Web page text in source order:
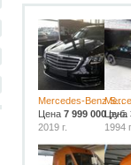
Mercedes-Benz S...
Цена 7 999 000 руб.
2019 г.
Цена
1994